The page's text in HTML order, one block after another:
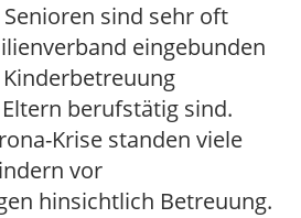
sind sehr oft
eingebunden
berufstätig sind.
Krise standen viele
vor
hinsichtlich Betreuung.